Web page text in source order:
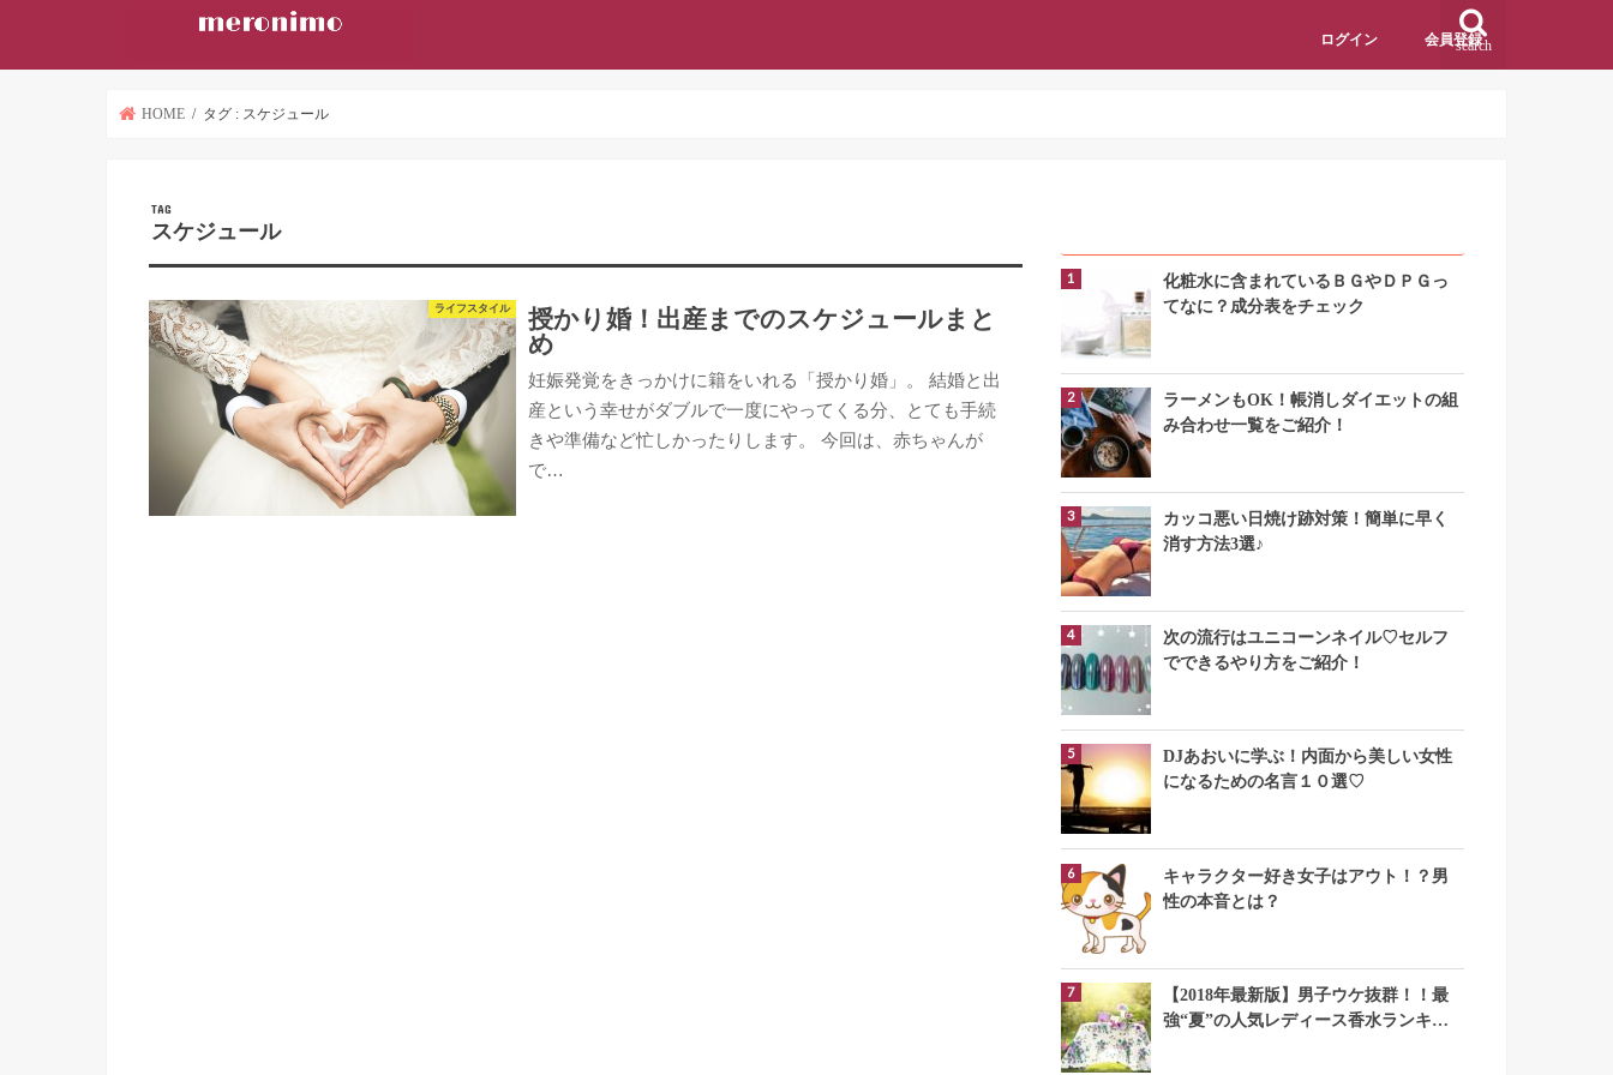
search
ログイン 会員登録
HOME タグ : スケジュール
TAG
スケジュール
ライフスタイル
授かり婚！出産までのスケジュールまと
め
妊娠発覚をきっかけに籍をいれる「授かり婚」。 結婚と出
産という幸せがダブルで一度にやってくる分、とても手続
きや準備など忙しかったりします。 今回は、赤ちゃんが
で…
化粧水に含まれているＢＧやＤＰＧっ
てなに？成分表をチェック
ラーメンもOK！帳消しダイエットの組
み合わせ一覧をご紹介！
カッコ悪い日焼け跡対策！簡単に早く
消す方法3選♪
次の流行はユニコーンネイル♡セルフ
でできるやり方をご紹介！
DJあおいに学ぶ！内面から美しい女性
になるための名言１０選♡
キャラクター好き女子はアウト！？男
性の本音とは？
【2018年最新版】男子ウケ抜群！！最
強“夏”の人気レディース香水ランキン